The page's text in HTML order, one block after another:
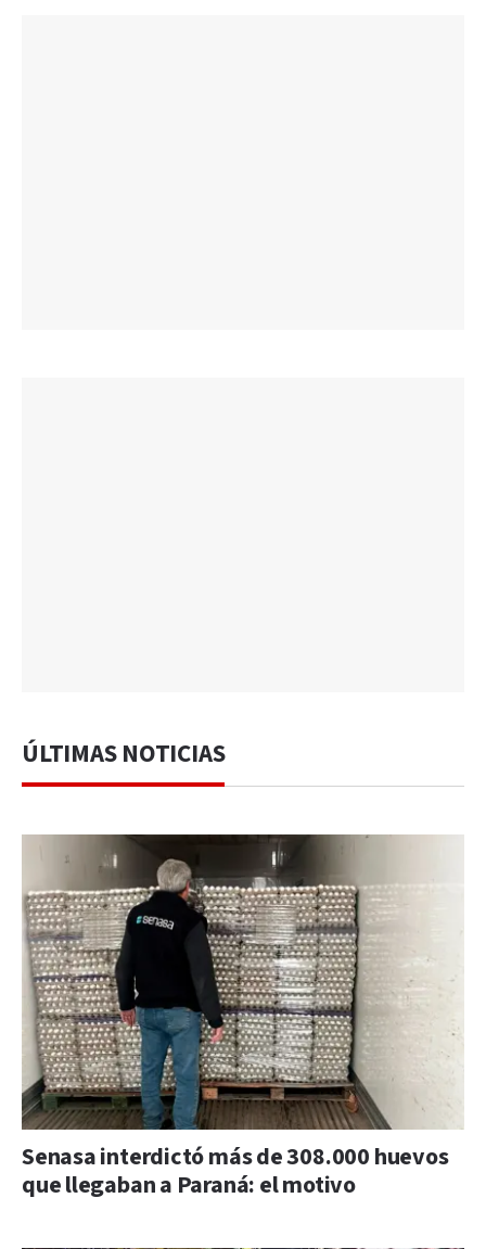
ÚLTIMAS NOTICIAS
Senasa interdictó más de 308.000 huevos
que llegaban a Paraná: el motivo